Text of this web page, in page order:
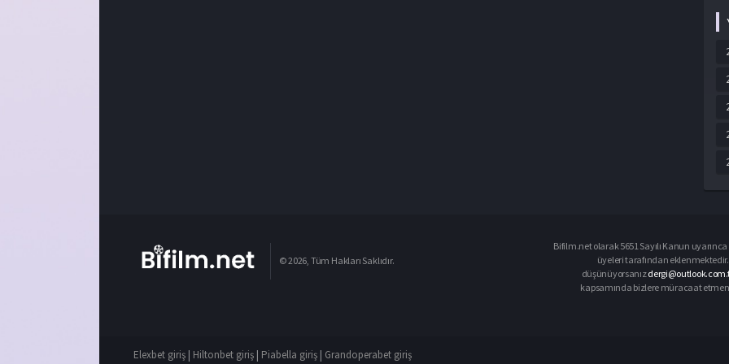
© 2026, Tüm Hakları Saklıdır.
Bifilm.net olarak 5651 Sayılı Kanun
üyeleri tarafından
düşünüyorsanız
kapsamında bizlere müracaat
Elexbet giriş | Hiltonbet giriş | Piabella giriş | Grandoperabet giriş